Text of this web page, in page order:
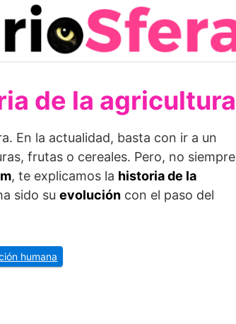
de la agricultura
En la actualidad, basta con ir a un
frutas o cereales. Pero, no siempre
, te explicamos la historia de la
sido su evolución con el paso del
humana